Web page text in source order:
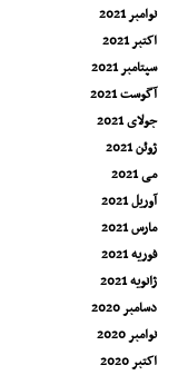
نوامبر 2021
اکتبر 2021
سپتامبر 2021
آگوست 2021
جولای 2021
ژوئن 2021
می 2021
آوریل 2021
مارس 2021
فوریه 2021
ژانویه 2021
دسامبر 2020
نوامبر 2020
اکتبر 2020